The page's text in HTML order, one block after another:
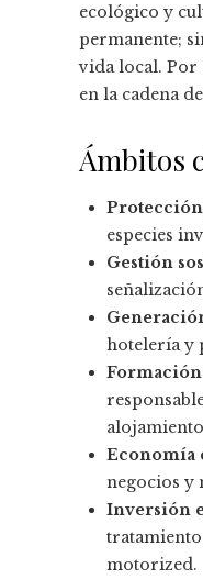
ecológico y
permanente;
vida local. Por
en la cadena
Ámbitos
Protección
especies
Gestión
hotelería y
Economía
negocios y
Inversión
tratamiento
motorized.